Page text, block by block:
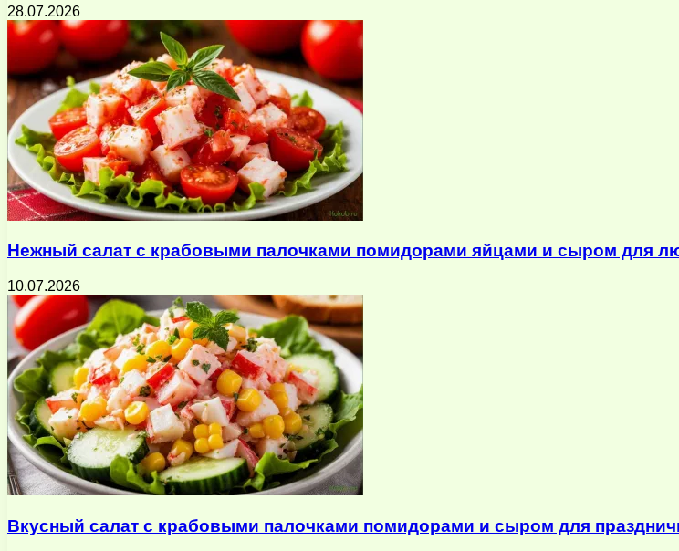
28.07.2026
Нежный салат с крабовыми палочками помидорами яйцами и сыром для
10.07.2026
Вкусный салат с крабовыми палочками помидорами и сыром для